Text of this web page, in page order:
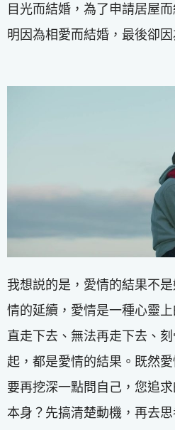
目光而結婚，為了申請居屋
明因為相愛而結婚，最後卻
我想説的是，愛情的結果不
情的延續，愛情是一種心靈
直走下去、無法再走下去、
起，都是愛情的結果。既然
要再挖深一點問自己，您追
本身？先搞清楚動機，再去